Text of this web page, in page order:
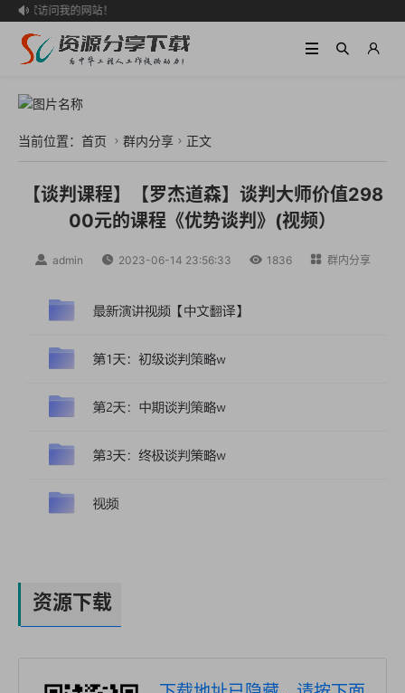

大家访问我的网站！
当前位置： 首页  群内分享  正文
【谈判课程】【罗杰道森】谈判大师价值298
00元的课程《优势谈判》(视频）
 admin  2023-06-14 23:56:33  1836  群内分享
资源下载